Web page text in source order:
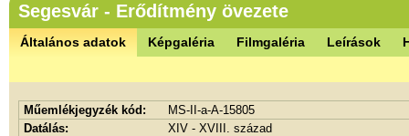
Segesvár - Erődítmény övezete
Általános adatok Képgaléria Filmgaléria Leírások
Műemlékjegyzék kód:
MS-II-a-A-15805
Datálás:
XIV - XVIII. század